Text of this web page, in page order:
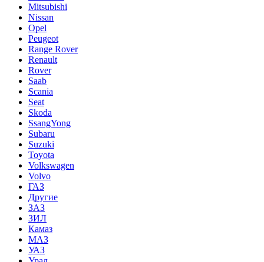
Mitsubishi
Nissan
Opel
Peugeot
Range Rover
Renault
Rover
Saab
Scania
Seat
Skoda
SsangYong
Subaru
Suzuki
Toyota
Volkswagen
Volvo
ГАЗ
Другие
ЗАЗ
ЗИЛ
Камаз
МАЗ
УАЗ